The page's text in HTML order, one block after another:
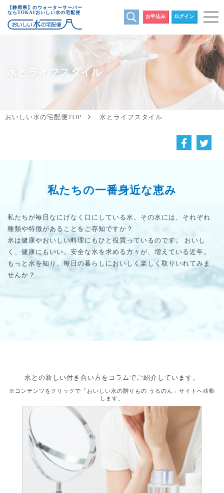
【静岡県】のウォーターサーバー
ならTOKAIおいしい水の宅配便
お申込み ログイン
水とライフスタイル
おいしい水の宅配便TOP 水とライフスタイル
私たちの一番身近な恵み
私たちが毎日なにげなく口にしている水。その水には、それぞれ
種類や特徴があることをご存知ですか？
水は健康やおいしい料理にもひと役買っているのです。 おいし
く、健康にもいい、安全な水を求める方々が、増えている近年。
もっと水を知り、毎日の暮らしにおいしく楽しく取りいれてみま
せんか？
水との新しい付き合い方をコラムでご紹介しています。
※コンテンツをクリックで「おいしい水の贈りもの うるのん」サイトへ移動
します。